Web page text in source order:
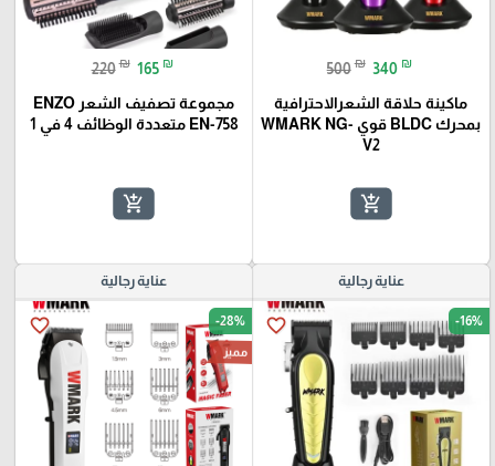
500 ₪ 340 ₪
ماكينة حلاقة الشعرالاحترافية
بمحرك BLDC قوي WMARK NG-
V2
add_shopping_cart
220 ₪ 165 ₪
مجموعة تصفيف الشعر ENZO
EN-758 متعددة الوظائف 4 في 1
add_shopping_cart
عناية رجالية
favorite_border -16%
عناية رجالية
favorite_border -28%
مميز